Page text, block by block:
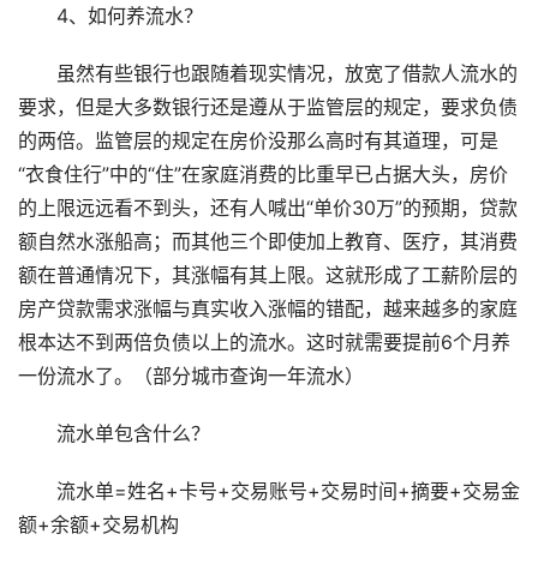
4、如何养流水？
虽然有些银行也跟随着现实情况，放宽了借款人流水的
要求，但是大多数银行还是遵从于监管层的规定，要求负债
的两倍。监管层的规定在房价没那么高时有其道理，可是
“衣食住行”中的“住”在家庭消费的比重早已占据大头，房价
的上限远远看不到头，还有人喊出“单价30万”的预期，贷款
额自然水涨船高；而其他三个即使加上教育、医疗，其消费
额在普通情况下，其涨幅有其上限。这就形成了工薪阶层的
房产贷款需求涨幅与真实收入涨幅的错配，越来越多的家庭
根本达不到两倍负债以上的流水。这时就需要提前6个月养
一份流水了。（部分城市查询一年流水）
流水单包含什么？
流水单=姓名+卡号+交易账号+交易时间+摘要+交易金
额+余额+交易机构